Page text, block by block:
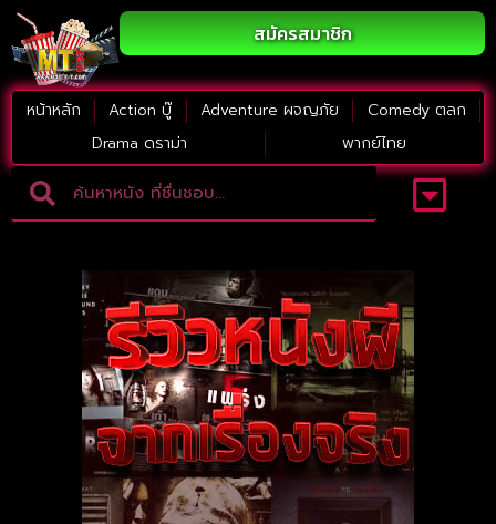
สมัครสมาชิก
หน้าหลัก Action บู๊ Adventure ผจญภัย
Comedy ตลก
Drama ดราม่า
พากย์ไทย